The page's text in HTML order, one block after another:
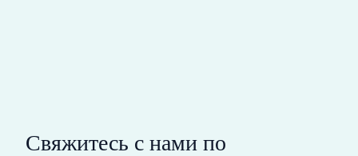
Свяжитесь с нами по